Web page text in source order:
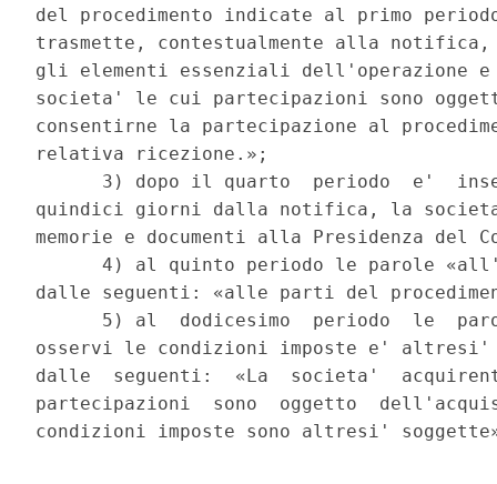
del procedimento indicate al primo
trasmette, contestualmente alla notifica,
gli elementi essenziali dell'operazione
societa' le cui partecipazioni sono
consentirne la partecipazione al
relativa ricezione.»;
3) dopo il quarto  periodo  e'
quindici giorni dalla notifica, la
memorie e documenti alla Presidenza
4) al quinto periodo le parole
dalle seguenti: «alle parti del
5) al  dodicesimo  periodo  le
osservi le condizioni imposte e' altresi'
dalle  seguenti:  «La  societa'
partecipazioni  sono  oggetto